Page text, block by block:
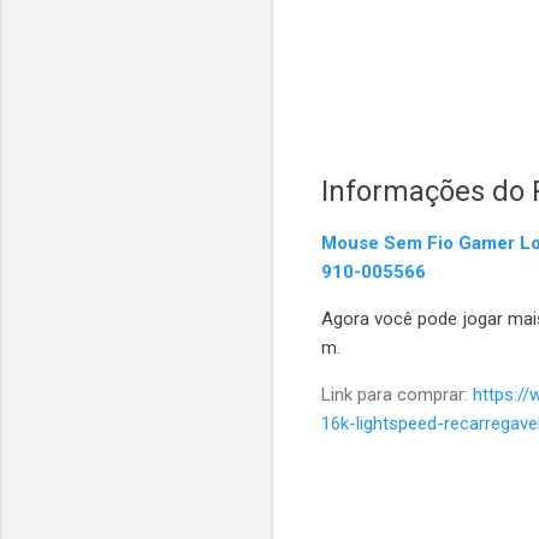
Informações do
Mouse Sem Fio Gamer
910-005566
Agora você pode jogar
m.
Link para comprar: https://
16k-lightspeed-